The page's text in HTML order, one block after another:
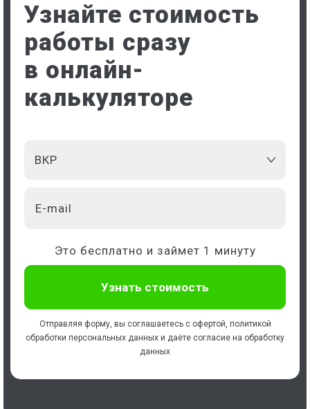
Узнайте стоимость
работы сразу
в онлайн-
калькуляторе
ВКР
Это бесплатно и займет 1 минуту
Отправляя форму, вы соглашаетесь с офертой, политикой
обработки персональных данных и даёте согласие на обработку
данных